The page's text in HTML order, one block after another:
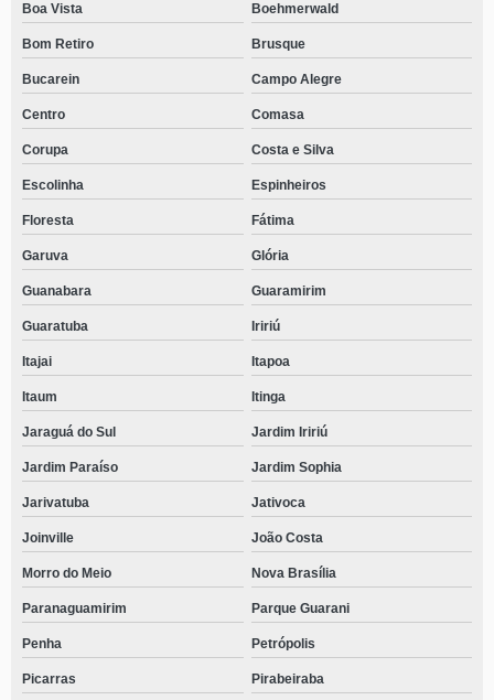
Boa Vista Boehmerwald
Bom Retiro Brusque
Bucarein Campo Alegre
Centro Comasa
Corupa Costa e Silva
Escolinha Espinheiros
Floresta Fátima
Garuva Glória
Guanabara Guaramirim
Guaratuba Iririú
Itajai Itapoa
Itaum Itinga
Jaraguá do Sul Jardim Iririú
Jardim Paraíso Jardim Sophia
Jarivatuba Jativoca
Joinville João Costa
Morro do Meio Nova Brasília
Paranaguamirim Parque Guarani
Penha Petrópolis
Picarras Pirabeiraba